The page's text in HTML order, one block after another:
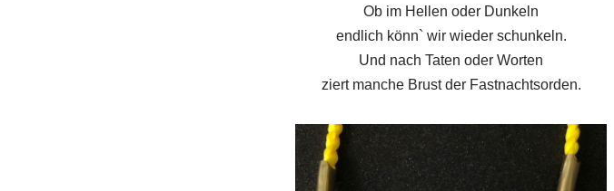
Ob im Hellen oder Dunkeln
endlich könn` wir wieder schunkeln.
Und nach Taten oder Worten
ziert manche Brust der Fastnachtsorden.